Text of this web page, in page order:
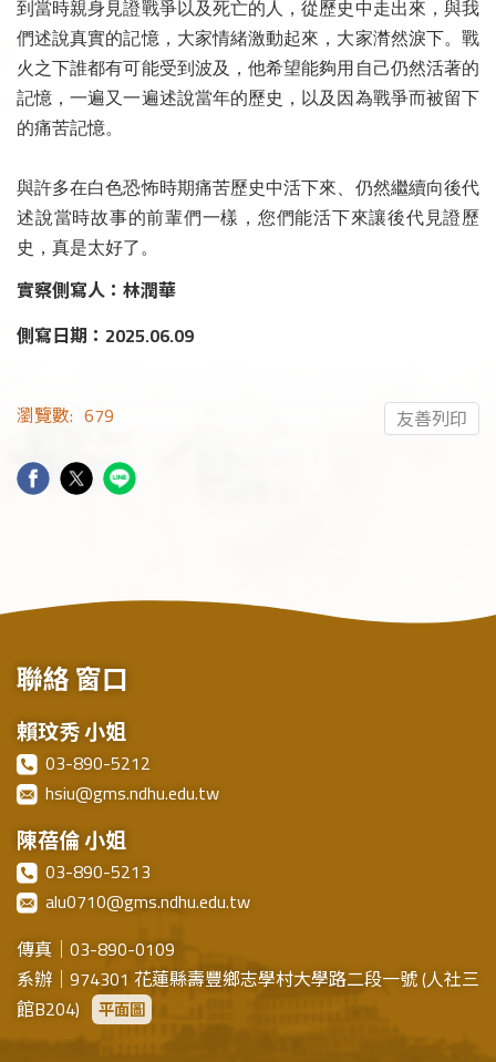
到當時親身見證戰爭以及死亡的人，從歷史中走出來，與我
們述說真實的記憶，大家情緒激動起來，大家潸然淚下。戰
火之下誰都有可能受到波及，他希望能夠用自己仍然活著的
記憶，一遍又一遍述說當年的歷史，以及因為戰爭而被留下
的痛苦記憶。
與許多在白色恐怖時期痛苦歷史中活下來、仍然繼續向後代
述說當時故事的前輩們一樣，您們能活下來讓後代見證歷
史，真是太好了。
實察側寫人：林潤華
側寫日期：2025.06.09
瀏覽數: 679 友善列印
聯絡窗口
賴玟秀 小姐
03-890-5212
hsiu@gms.ndhu.edu.tw
陳蓓倫 小姐
03-890-5213
alu0710@gms.ndhu.edu.tw
傳真｜03-890-0109
系辦｜974301 花蓮縣壽豐鄉志學村大學路二段一號 (人社三
館B204)
平面圖